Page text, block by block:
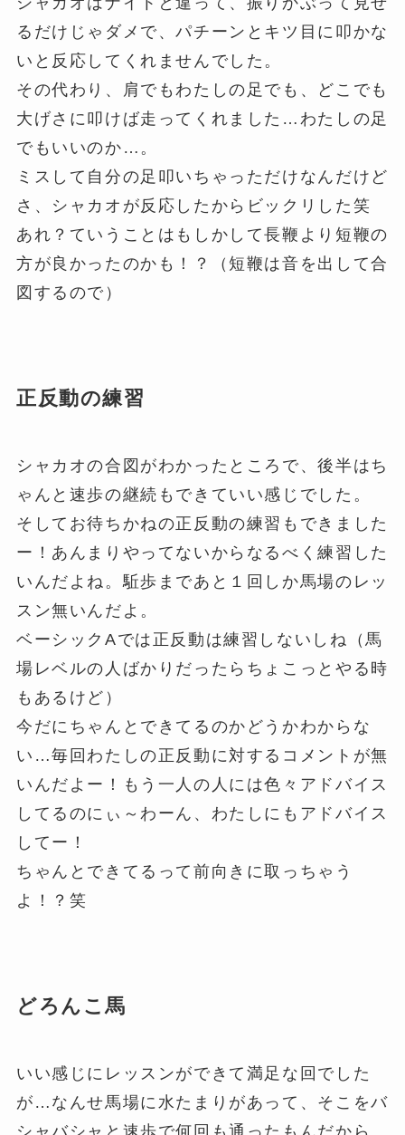
るだけじゃダメで、パチーンとキツ目に叩かな
いと反応してくれませんでした。
その代わり、肩でもわたしの足でも、どこでも
大げさに叩けば走ってくれました…わたしの足
でもいいのか…。
ミスして自分の足叩いちゃっただけなんだけど
さ、シャカオが反応したからビックリした笑
あれ？ていうことはもしかして長鞭より短鞭の
方が良かったのかも！？（短鞭は音を出して合
図するので）
正反動の練習
シャカオの合図がわかったところで、後半はち
ゃんと速歩の継続もできていい感じでした。
そしてお待ちかねの正反動の練習もできました
ー！あんまりやってないからなるべく練習した
いんだよね。駈歩まであと１回しか馬場のレッ
スン無いんだよ。
ベーシックAでは正反動は練習しないしね（馬
場レベルの人ばかりだったらちょこっとやる時
もあるけど）
今だにちゃんとできてるのかどうかわからな
い…毎回わたしの正反動に対するコメントが無
いんだよー！もう一人の人には色々アドバイス
してるのにぃ～わーん、わたしにもアドバイス
してー！
ちゃんとできてるって前向きに取っちゃう
よ！？笑
どろんこ馬
いい感じにレッスンができて満足な回でした
が…なんせ馬場に水たまりがあって、そこをバ